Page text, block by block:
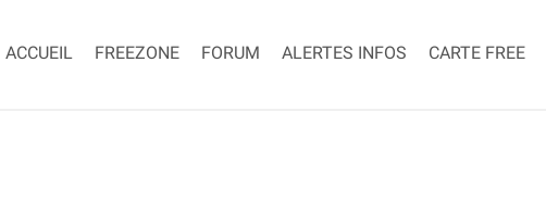
ACCUEIL FREEZONE FORUM ALERTES INFOS CARTE FREE